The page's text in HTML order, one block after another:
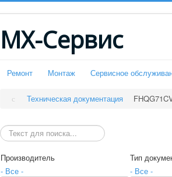
МХ-Сервис
Ремонт Монтаж Сервисное
Техническая документация
Производитель
- Все -
Тип
- Все -